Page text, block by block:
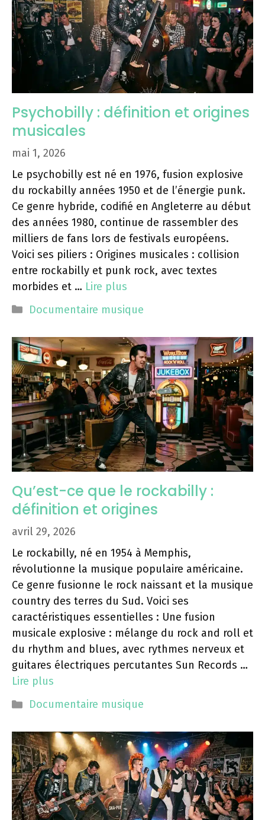
Psychobilly : définition et origines
musicales
mai 1, 2026
Le psychobilly est né en 1976, fusion explosive
du rockabilly années 1950 et de l’énergie punk.
Ce genre hybride, codifié en Angleterre au début
des années 1980, continue de rassembler des
milliers de fans lors de festivals européens.
Voici ses piliers : Origines musicales : collision
entre rockabilly et punk rock, avec textes
morbides et … Lire plus
Catégories
Documentaire musique
Qu’est-ce que le rockabilly :
définition et origines
avril 29, 2026
Le rockabilly, né en 1954 à Memphis,
révolutionne la musique populaire américaine.
Ce genre fusionne le rock naissant et la musique
country des terres du Sud. Voici ses
caractéristiques essentielles : Une fusion
musicale explosive : mélange du rock and roll et
du rhythm and blues, avec rythmes nerveux et
guitares électriques percutantes Sun Records …
Lire plus
Catégories
Documentaire musique